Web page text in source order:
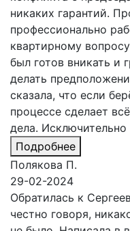
никаких гарантий.
профессионально
квартирному
был готов вникать и
делать
сказала, что если
процессе сделает
дела. Исключительно
Подробнее
Полякова П.
29-02-2024
Обратилась к
честно говоря,